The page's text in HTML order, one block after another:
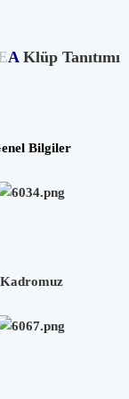
AKlüp Tanıtımı
Bilgiler
Kadromuz